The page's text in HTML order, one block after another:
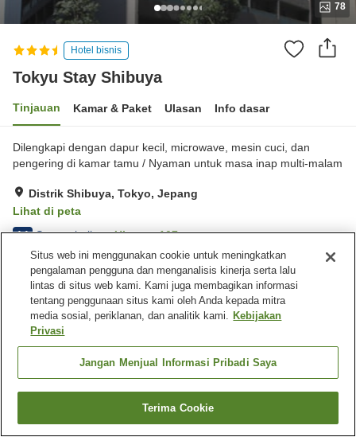
78
Hotel bisnis
Tokyu Stay Shibuya
Tinjauan Kamar & Paket Ulasan Info dasar
Dilengkapi dengan dapur kecil, microwave, mesin cuci, dan
pengering di kamar tamu / Nyaman untuk masa inap multi-malam
Distrik Shibuya, Tokyo, Jepang
Lihat di peta
4.1 Sangat baik Ulasan:107
Fasilitas properti
Wi-Fi
Mesin penjual otomatis
Check-in mandiri
Resepsionis 24 jam
Jepang Tokyo
Distrik Shibuya
Tokyu Stay Shibuya
Cari kamar
Situs web ini menggunakan cookie untuk meningkatkan
pengalaman pengguna dan menganalisis kinerja serta lalu
lintas di situs web kami. Kami juga membagikan informasi
tentang penggunaan situs kami oleh Anda kepada mitra
media sosial, periklanan, dan analitik kami. Kebijakan
Privasi
Jangan Menjual Informasi Pribadi Saya
Terima Cookie